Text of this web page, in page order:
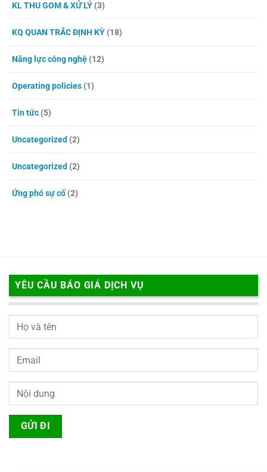
KL THU GOM & XỬ LÝ (3)
KQ QUAN TRẮC ĐỊNH KỲ (18)
Năng lực công nghệ (12)
Operating policies (1)
Tin tức (5)
Uncategorized (2)
Uncategorized (2)
Ứng phó sự cố(2)
YÊU CẦU BÁO GIÁ DỊCH VỤ